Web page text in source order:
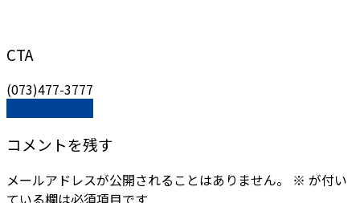
CTA
(073)477-3777
コメントを残す
メールアドレスが公開されることはありません。 ※ が付い
ている欄は必須項目です